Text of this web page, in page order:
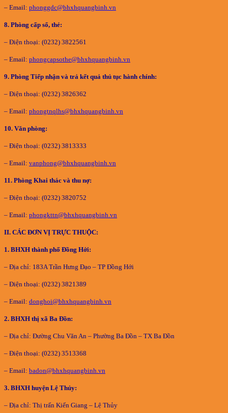
– Email: phonggdc@bhxhquangbinh.vn
8. Phòng cấp sổ, thẻ:
– Điện thoại: (0232) 3822561
– Email: phongcapsothe@bhxhquangbinh.vn
9. Phòng Tiếp nhận và trả kết quả thủ tục hành chính:
– Điện thoại: (0232) 3826362
– Email: phongtnqlhs@bhxhquangbinh.vn
10. Văn phòng:
– Điện thoại: (0232) 3813333
– Email: vanphong@bhxhquangbinh.vn
11. Phòng Khai thác và thu nợ:
– Điện thoại: (0232) 3820752
– Email: phongkttn@bhxhquangbinh.vn
II. CÁC ĐƠN VỊ TRỰC THUỘC:
1. BHXH thành phố Đồng Hới:
– Địa chỉ: 183A Trần Hưng Đạo – TP Đồng Hới
– Điện thoại: (0232) 3821389
– Email: donghoi@bhxhquangbinh.vn
2. BHXH thị xã Ba Đồn:
– Địa chỉ: Đường Chu Văn An – Phường Ba Đồn – TX Ba Đồn
– Điện thoại: (0232) 3513368
– Email: badon@bhxhquangbinh.vn
3. BHXH huyện Lệ Thủy:
– Địa chỉ: Thị trấn Kiến Giang – Lệ Thủy